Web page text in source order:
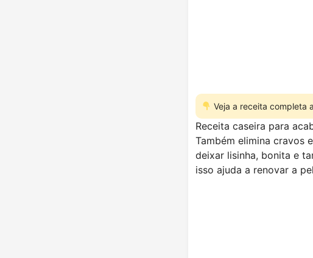
Veja a receita completa
Receita caseira para
Também elimina cravos
deixar lisinha, bonita e
isso ajuda a renovar a